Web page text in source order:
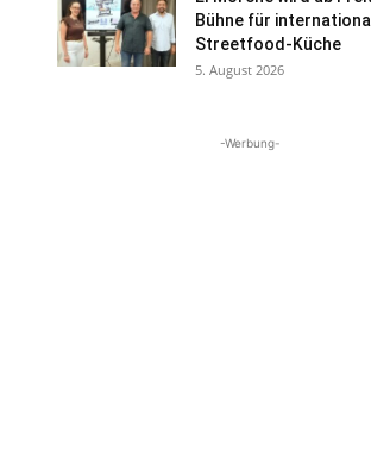
Bühne für
Streetfood-Küche
5. August 2026
-Werbung-